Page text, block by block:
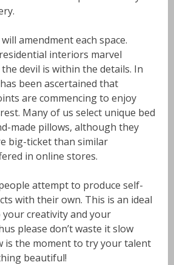
amendment each space.
interiors marvel
devil is within the details. In
been ascertained that
are commencing to enjoy
Many of us select unique bed
made pillows, although they
big-ticket than similar
in online stores.
attempt to produce self-
with their own. This is an ideal
your creativity and your
please don’t waste it slow
is the moment to try your talent
beautiful!